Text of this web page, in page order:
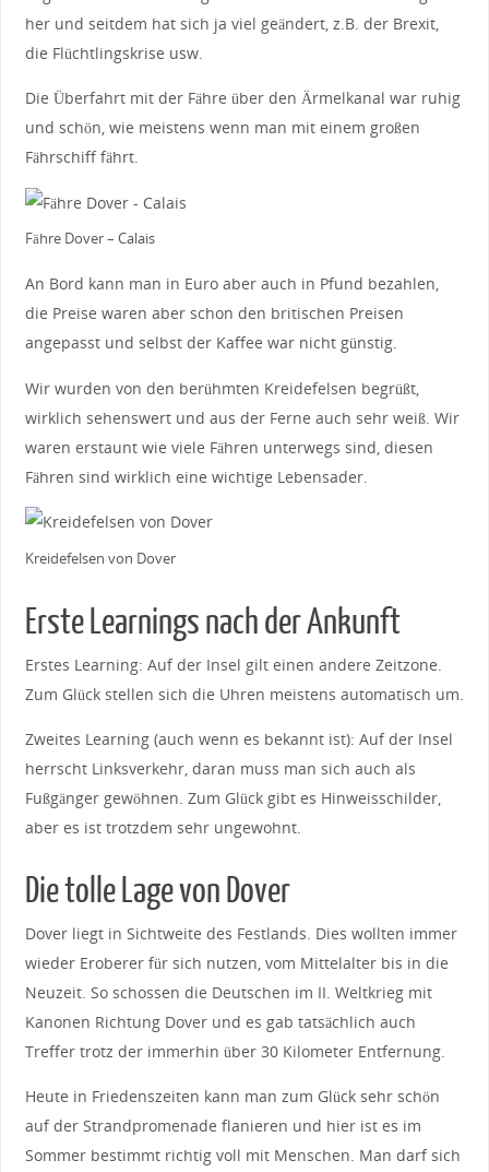
her und seitdem hat sich ja viel geändert, z.B. der Brexit,
die Flüchtlingskrise usw.
Die Überfahrt mit der Fähre über den Ärmelkanal war ruhig
und schön, wie meistens wenn man mit einem großen
Fährschiff fährt.
Fähre Dover – Calais
An Bord kann man in Euro aber auch in Pfund bezahlen,
die Preise waren aber schon den britischen Preisen
angepasst und selbst der Kaffee war nicht günstig.
Wir wurden von den berühmten Kreidefelsen begrüßt,
wirklich sehenswert und aus der Ferne auch sehr weiß. Wir
waren erstaunt wie viele Fähren unterwegs sind, diesen
Fähren sind wirklich eine wichtige Lebensader.
Kreidefelsen von Dover
Erste Learnings nach der Ankunft
Erstes Learning: Auf der Insel gilt einen andere Zeitzone.
Zum Glück stellen sich die Uhren meistens automatisch um.
Zweites Learning (auch wenn es bekannt ist): Auf der Insel
herrscht Linksverkehr, daran muss man sich auch als
Fußgänger gewöhnen. Zum Glück gibt es Hinweisschilder,
aber es ist trotzdem sehr ungewohnt.
Die tolle Lage von Dover
Dover liegt in Sichtweite des Festlands. Dies wollten immer
wieder Eroberer für sich nutzen, vom Mittelalter bis in die
Neuzeit. So schossen die Deutschen im II. Weltkrieg mit
Kanonen Richtung Dover und es gab tatsächlich auch
Treffer trotz der immerhin über 30 Kilometer Entfernung.
Heute in Friedenszeiten kann man zum Glück sehr schön
auf der Strandpromenade flanieren und hier ist es im
Sommer bestimmt richtig voll mit Menschen. Man darf sich